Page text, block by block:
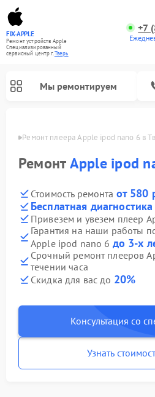
FIX-APPLE
Ремонт устройств Apple
Специализированный
cервисный центр г.Тверь
+7
Мы ремонтируем
Ремонт плеера Apple ipod nano 6 в
РемонтApple ipod
Стоимость ремонта от 580
Бесплатная диагностика
Привезем и увезем плеер
Гарантия на наши работы
Apple ipod nano 6 до 3-х
Срочный ремонт плееров
течении часа
Скидка для вас до 20%
Консультация со
Узнать